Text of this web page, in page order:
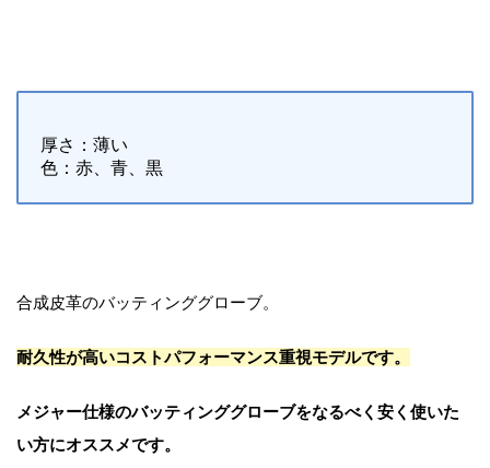
厚さ：薄い
色：赤、青、黒
合成皮革のバッティンググローブ。
耐久性が高いコストパフォーマンス重視モデルです。
メジャー仕様のバッティンググローブをなるべく安く使いた
い方にオススメです。